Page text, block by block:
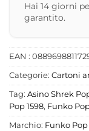
Hai 14 giorni
garantito.
EAN :
Categorie: Cartoni
Tag: Asino Shrek
Pop 1598, Funko
Marchio: Funko Pop